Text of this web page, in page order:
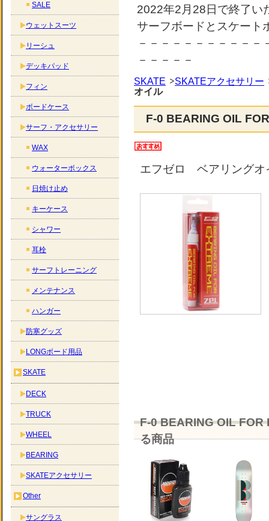
2022年2月28日で終了い
サーフボードとスケート
－－－－－－－－－－
－－－－－
SKATE
SKATEアクセサリー
オイル
F-0 BEARING OIL
エフゼロ ベアリングオ
F-0 BEARING OIL FOR
る商品
SALE
ウェットスーツ
リーシュ
デッキパッド
フィン
ボードケース
サーフ・アクセサリー
WAX
ウォーターボックス
日焼け止め
キーケース
シャワー
耳栓
サーフトレーニング
メンテナンス
ハンガー
防寒グッズ
LONGボード用品
SKATE
DECK
TRUCK
WHEEL
BEARING
SKATEアクセサリー
Other
サングラス